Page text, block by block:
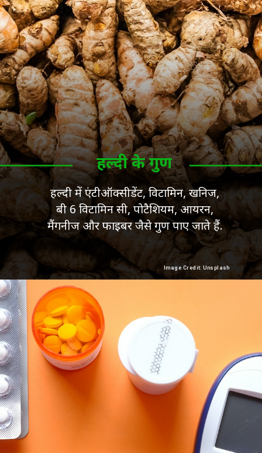
हल्दी में एंटीऑक्सीडेंट, विटामिन, खनिज,
बी 6 विटामिन सी, पोटैशियम, आयरन,
मैंगनीज और फाइबर जैसे गुण पाए जाते हैं.
हल्दी के गुण
Image Credit: Unsplash